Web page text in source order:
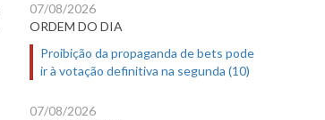
07/08/2026
ORDEM DO DIA
Proibição da propaganda de bets pode
ir à votação definitiva na segunda (10)
07/08/2026